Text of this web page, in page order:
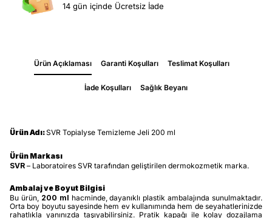
14 gün içinde Ücretsiz İade
Ürün Açıklaması Garanti Koşulları Teslimat Koşulları
İade Koşulları Sağlık Beyanı
Ürün Adı:SVR Topialyse Temizleme Jeli 200 ml
Ürün Markası
SVR – Laboratoires SVR tarafından geliştirilen dermokozmetik marka.
Ambalaj ve Boyut Bilgisi
Bu ürün, 200 ml hacminde, dayanıklı plastik ambalajında sunulmaktadır.
Orta boy boyutu sayesinde hem ev kullanımında hem de seyahatlerinizde
rahatlıkla yanınızda taşıyabilirsiniz. Pratik kapağı ile kolay dozajlama